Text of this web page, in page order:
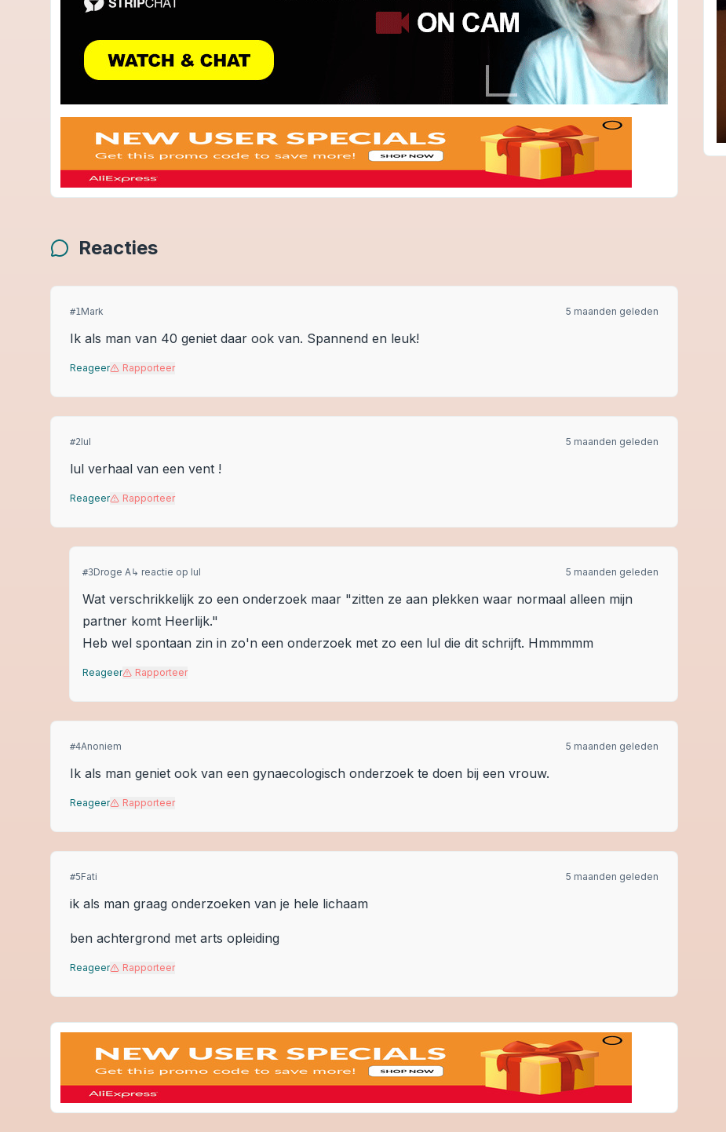
Reacties
#1Mark 5 maanden geleden
Ik als man van 40 geniet daar ook van. Spannend en leuk!
Reageer Rapporteer
#2lul 5 maanden geleden
lul verhaal van een vent !
Reageer Rapporteer
#3Droge A↳ reactie op lul 5 maanden geleden
Wat verschrikkelijk zo een onderzoek maar "zitten ze aan plekken waar normaal alleen mijn
partner komt Heerlijk."
Heb wel spontaan zin in zo'n een onderzoek met zo een lul die dit schrijft. Hmmmmm
Reageer Rapporteer
#4Anoniem 5 maanden geleden
Ik als man geniet ook van een gynaecologisch onderzoek te doen bij een vrouw.
Reageer Rapporteer
#5Fati 5 maanden geleden
ik als man graag onderzoeken van je hele lichaam
ben achtergrond met arts opleiding
Reageer Rapporteer